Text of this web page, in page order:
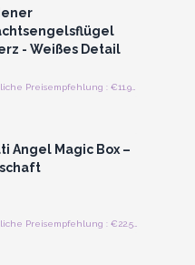
- Weißes Detail
Angel Magic Box –